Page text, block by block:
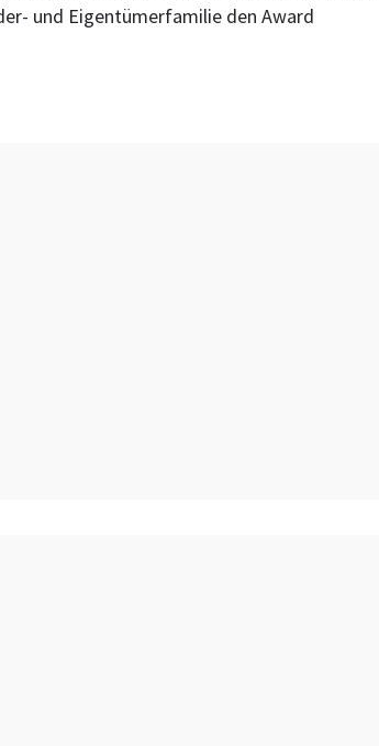
und Eigentümerfamilie den Award